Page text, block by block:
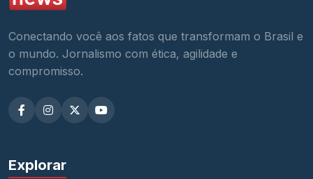
Conectando você aos fatos que transformam o Brasil e
o mundo. Jornalismo com ética, agilidade e
compromisso.
Explorar